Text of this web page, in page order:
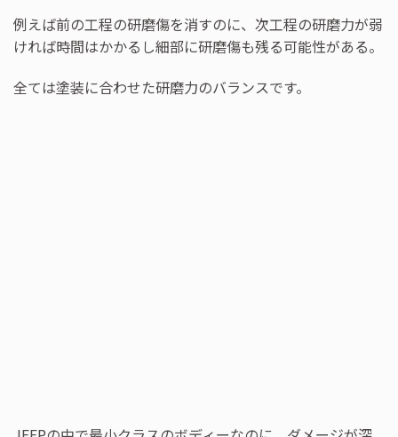
例えば前の工程の研磨傷を消すのに、次工程の研磨力が弱
ければ時間はかかるし細部に研磨傷も残る可能性がある。
全ては塗装に合わせた研磨力のバランスです。